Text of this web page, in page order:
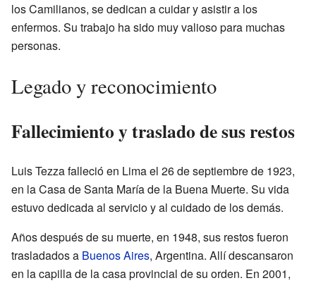
los Camilianos, se dedican a cuidar y asistir a los
enfermos. Su trabajo ha sido muy valioso para muchas
personas.
Legado y reconocimiento
Fallecimiento y traslado de sus restos
Luis Tezza falleció en Lima el 26 de septiembre de 1923,
en la Casa de Santa María de la Buena Muerte. Su vida
estuvo dedicada al servicio y al cuidado de los demás.
Años después de su muerte, en 1948, sus restos fueron
trasladados a Buenos Aires, Argentina. Allí descansaron
en la capilla de la casa provincial de su orden. En 2001,